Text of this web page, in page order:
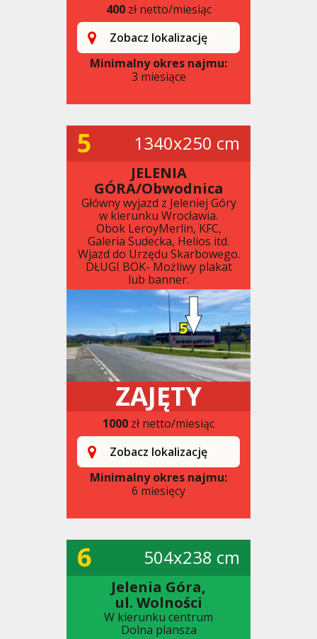
400zł netto/miesiąc
Zobacz lokalizację
Minimalny okres najmu:
3 miesiące
5 1340x250 cm
JELENIA
GÓRA/Obwodnica
Główny wyjazd z Jeleniej Góry
w kierunku Wrocławia.
Obok LeroyMerlin, KFC,
Galeria Sudecka, Helios itd.
Wjazd do Urzędu Skarbowego.
DŁUGI BOK- Możliwy plakat
lub banner.
ZAJĘTY
1000 zł netto/miesiąc
Zobacz lokalizację
Minimalny okres najmu:
6 miesięcy
6 504x238 cm
Jelenia Góra,
ul. Wolności
W kierunku centrum
Dolna plansza